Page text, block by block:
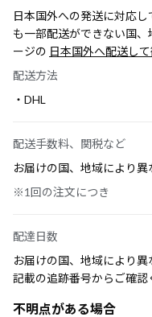
日本国外への発送に対応
も一部配送ができない国
ージの 日本国外へ配送し
配送方法
・DHL
配送手数料、関税など
お届けの国、地域により異
※1回の注文につき
配達日数
お届けの国、地域により
記載の追跡番号からご確認
不明点がある場合